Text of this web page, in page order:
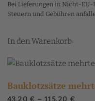
Bei Lieferungen in Nicht-EU-
Steuern und Gebühren
In den Warenkorb
Bauklotzsätze
43,20 € –115,20 €